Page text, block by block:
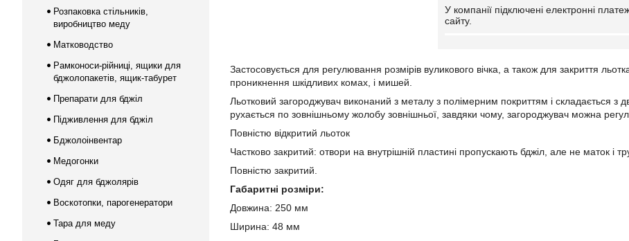
У компанії підключені електронні
сайту.
Застосовується для регулювання розмірів вуликового вічка, а також для закриття
проникнення шкідливих комах, і мишей.
Льотковий загороджувач виконаний з металу з полімерним покриттям і складається
рухається по зовнішньому жолобу зовнішньої, завдяки чому, загороджувач можна
Повністю відкритий льоток
Частково закритий: отвори на внутрішній пластині пропускають бджіл, але не маток і
Повністю закритий.
Габаритні розміри:
Довжина: 250 мм
Ширина: 48 мм
Розпаковка стільників,
виробництво меду
Матководство
Рамконоси-рійниці, ящики для
бджолопакетів, ящик-табурет
Препарати для бджіл
Підживлення для бджіл
Бджолоінвентар
Медогонки
Одяг для бджолярів
Воскотопки, парогенератори
Тара для меду